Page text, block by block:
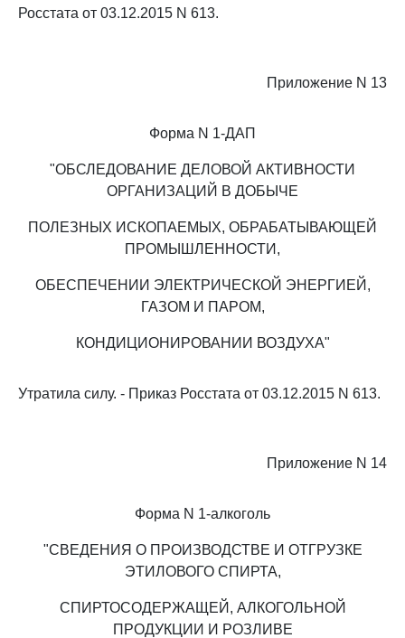
Росстата от 03.12.2015 N 613.
Приложение N 13
Форма N 1-ДАП
"ОБСЛЕДОВАНИЕ ДЕЛОВОЙ АКТИВНОСТИ
ОРГАНИЗАЦИЙ В ДОБЫЧЕ
ПОЛЕЗНЫХ ИСКОПАЕМЫХ, ОБРАБАТЫВАЮЩЕЙ
ПРОМЫШЛЕННОСТИ,
ОБЕСПЕЧЕНИИ ЭЛЕКТРИЧЕСКОЙ ЭНЕРГИЕЙ,
ГАЗОМ И ПАРОМ,
КОНДИЦИОНИРОВАНИИ ВОЗДУХА"
Утратила силу. - Приказ Росстата от 03.12.2015 N 613.
Приложение N 14
Форма N 1-алкоголь
"СВЕДЕНИЯ О ПРОИЗВОДСТВЕ И ОТГРУЗКЕ
ЭТИЛОВОГО СПИРТА,
СПИРТОСОДЕРЖАЩЕЙ, АЛКОГОЛЬНОЙ
ПРОДУКЦИИ И РОЗЛИВЕ